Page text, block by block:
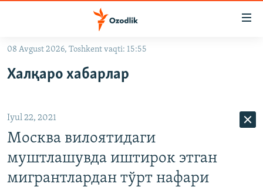
Асосий
навигацияга
Қидиришга
ўтинг
OZODVIDEO
На русском
ИЖТИМОИЙ ТАРМОҚЛАР
08 Avgust 2026, Toshkent vaqti: 15:55
Халқаро хабарлар
Iyul 22, 2021
Москва вилоятидаги
муштлашувда иштирок этган
мигрантлардан тўрт нафари